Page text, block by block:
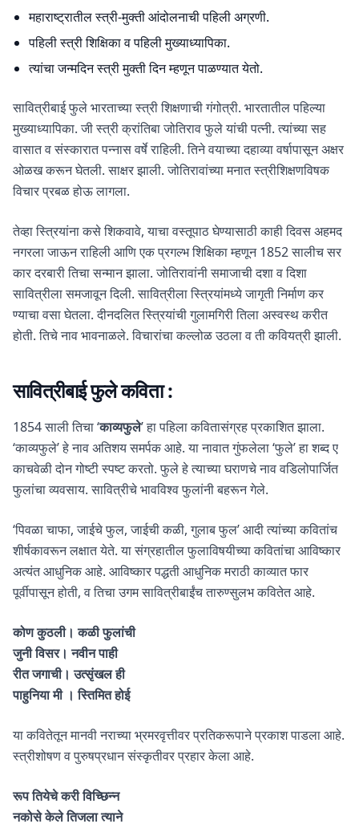
महाराष्ट्रातील स्त्री-मुक्ती आंदोलनाची पहिली अग्रणी.
पहिली स्त्री शिक्षिका व पहिली मुख्याध्यापिका.
त्यांचा जन्मदिन स्त्री मुक्ती दिन म्हणून पाळण्यात येतो.
सावित्रीबाई फुले भारताच्या स्त्री शिक्षणाची गंगोत्री. भारतातील पहिल्या
मुख्याध्यापिका. जी स्त्री क्रांतिबा जोतिराव फुले यांची पत्नी. त्यांच्या सह
वासात व संस्कारात पन्नास वर्षे राहिली. तिने वयाच्या दहाव्या वर्षापासून अक्षर
ओळख करून घेतली. साक्षर झाली. जोतिरावांच्या मनात स्त्रीशिक्षणविषक
विचार प्रबळ होऊ लागला.
तेव्हा स्त्रियांना कसे शिकवावे, याचा वस्तूपाठ घेण्यासाठी काही दिवस अहमद
नगरला जाऊन राहिली आणि एक प्रगल्भ शिक्षिका म्हणून 1852 सालीच सर
कार दरबारी तिचा सन्मान झाला. जोतिरावांनी समाजाची दशा व दिशा
सावित्रीला समजावून दिली. सावित्रीला स्त्रियांमध्ये जागृती निर्माण कर
ण्याचा वसा घेतला. दीनदलित स्त्रियांची गुलामगिरी तिला अस्वस्थ करीत
होती. तिचे नाव भावनाळले. विचारांचा कल्लोळ उठला व ती कव‍ियत्री झाली.
सावित्रीबाई फुले कविता :
1854 साली तिचा ‘काव्यफुले’ हा पहिला कवितासंग्रह प्रकाशित झाला.
‘काव्यफुले’ हे नाव अतिशय समर्पक आहे. या नावात गुंफलेला ‘फुले’ हा शब्द ए
काचवेळी दोन गोष्टी स्पष्ट करतो. फुले हे त्याच्या घराणचे नाव वडिलोपार्जित
फुलांचा व्यवसाय. सावित्रीचे भावविश्व फुलांनी बहरून गेले.
‘पिवळा चाफा, जाईचे फुल, जाईची कळी, गुलाब फुल’ आदी त्यांच्या कवितांच
शीर्षकावरून लक्षात येते. या संग्रहातील फुलाविषयीच्या कवितांचा आविष्कार
अत्यंत आधुनिक आहे. आविष्कार पद्धती आधुनिक मराठी काव्यात फार
पूर्वीपासून होती, व तिचा उगम सावित्रीबाईंच तारुण्सुलभ कवितेत आहे.
कोण कुठली। कळी फुलांची
जुनी विसर। नवीन पाही
रीत जगाची। उत्सृंखल ही
पाहुनिया मी । स्तिमित होई
या कवितेतून मानवी नराच्या भ्रमरवृत्तीवर प्रतिकरूपाने प्रकाश पाडला आहे.
स्त्रीशोषण व पुरुषप्रधान संस्कृतीवर प्रहार केला आहे.
रूप तियेचे करी विच्छिन्न
नकोसे केले तिजला त्याने